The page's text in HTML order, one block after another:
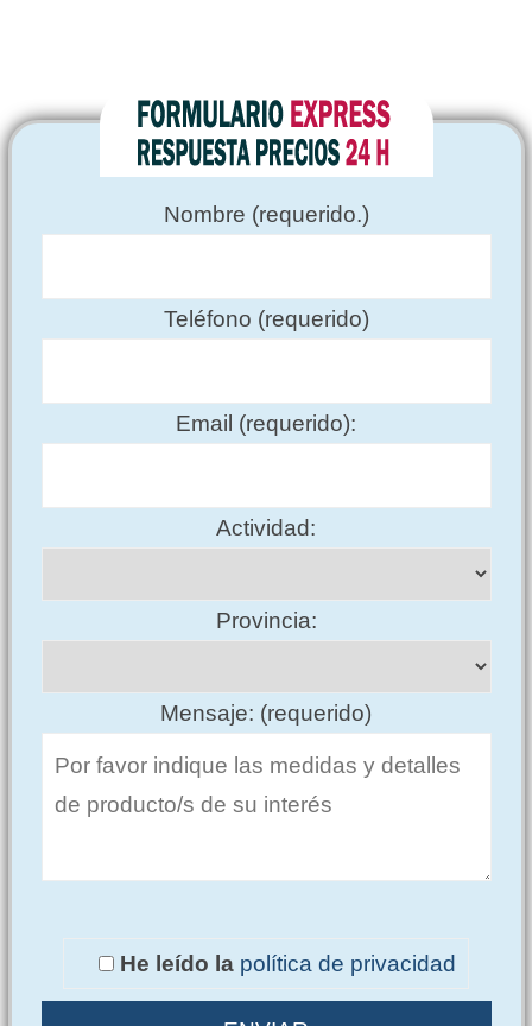
Nombre (requerido.)
Teléfono (requerido)
Email (requerido):
Actividad:
Provincia:
Mensaje: (requerido)
He leído la política de privacidad